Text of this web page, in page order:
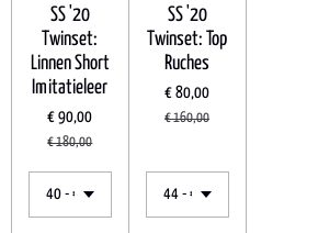
SS '20
Twinset:
Linnen Short
Imitatieleer
€ 90,00
€ 180,00
SS '20
Twinset: Top
Ruches
€ 80,00
€ 160,00